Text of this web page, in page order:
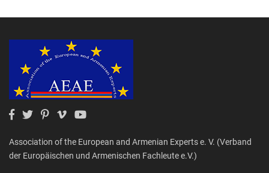
Association of the European and Armenian Experts e. V. (Verband
der Europäischen und Armenischen Fachleute e.V.)